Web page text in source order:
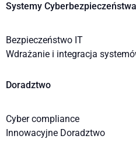
Systemy Cyberbezpieczeństwa
Bezpieczeństwo IT
Wdrażanie i integracja
Doradztwo
Cyber compliance
Innowacyjne Doradztwo